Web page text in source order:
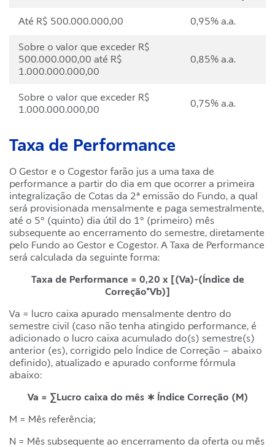
Até R$ 500.000.000,00 0,95% a.a.
Sobre o valor que exceder R$
500.000.000,00 até R$
1.000.000.000,00
0,85% a.a.
Sobre o valor que exceder R$
1.000.000.000,00
0,75% a.a.
Taxa de Performance
O Gestor e o Cogestor farão jus a uma taxa de
performance a partir do dia em que ocorrer a primeira
integralização de Cotas da 2ª emissão do Fundo, a qual
será provisionada mensalmente e paga semestralmente,
até o 5º (quinto) dia útil do 1º (primeiro) mês
subsequente ao encerramento do semestre, diretamente
pelo Fundo ao Gestor e Cogestor. A Taxa de Performance
será calculada da seguinte forma:
Taxa de Performance = 0,20 x [(Va)-(Índice de
Correção*Vb)]
Va = lucro caixa apurado mensalmente dentro do
semestre civil (caso não tenha atingido performance, é
adicionado o lucro caixa acumulado do(s) semestre(s)
anterior (es), corrigido pelo Índice de Correção – abaixo
definido), atualizado e apurado conforme fórmula
abaixo:
Va = ∑Lucro caixa do mês ∗ Índice Correção (M)
M = Mês referência;
N = Mês subsequente ao encerramento da oferta ou mês